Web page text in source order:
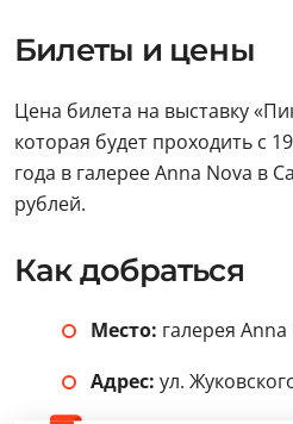
Билеты и цены
Цена билета на выставку
которая будет проходить с
года в галерее Anna Nova в
рублей.
Как добраться
Место: галерея Anna
Адрес: ул.